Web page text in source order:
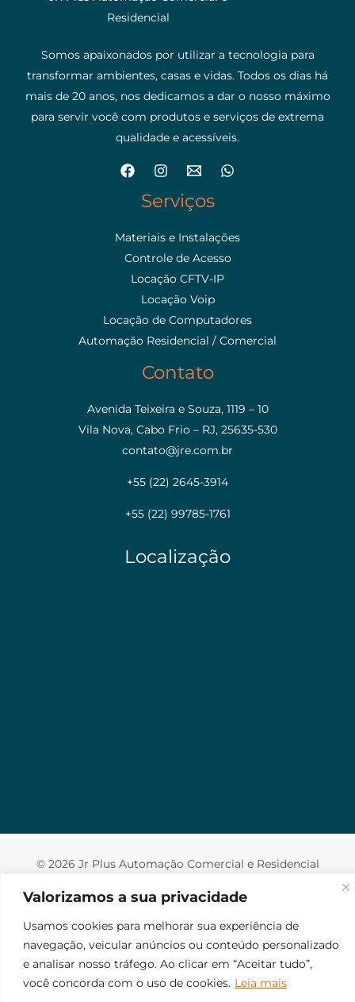
Não aceito
Aceito
Residencial
Somos apaixonados por utilizar a tecnologia para
transformar ambientes, casas e vidas. Todos os dias há
mais de 20 anos, nos dedicamos a dar o nosso máximo
para servir você com produtos e serviços de extrema
qualidade e acessíveis.
Serviços
Materiais e Instalações
Controle de Acesso
Locação CFTV-IP
Locação Voip
Locação de Computadores
Automação Residencial / Comercial
Contato
Avenida Teixeira e Souza, 1119 – 10
Vila Nova, Cabo Frio – RJ, 25635-530
contato@jre.com.br
+55 (22) 2645-3914
+55 (22) 99785-1761
Localização
© 2026 Jr Plus Automação Comercial e Residencial
CriaçãoCesarWeb